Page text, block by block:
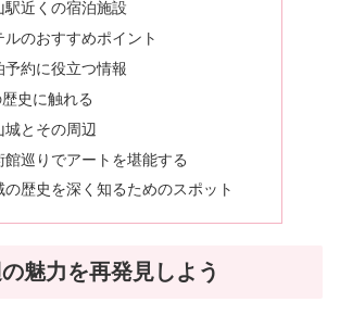
駅近くの宿泊施設
ルのおすすめポイント
予約に役立つ情報
史に触れる
城とその周辺
館巡りでアートを堪能する
の歴史を深く知るためのスポット
魅力を再発見しよう